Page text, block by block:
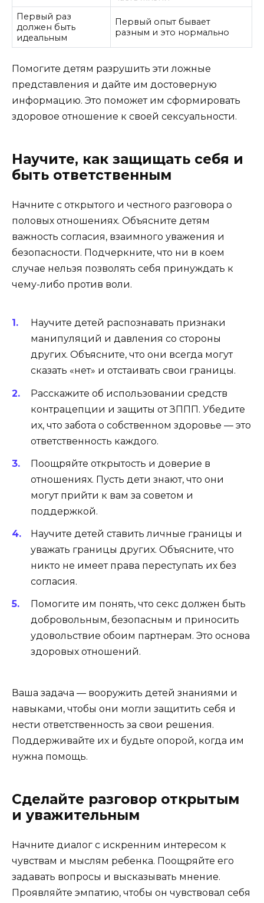
Первый раз
должен быть
идеальным
Первый опыт бывает
разным и это нормально
Помогите детям разрушить эти ложные
представления и дайте им достоверную
информацию. Это поможет им сформировать
здоровое отношение к своей сексуальности.
Научите, как защищать себя и
быть ответственным
Начните с открытого и честного разговора о
половых отношениях. Объясните детям
важность согласия, взаимного уважения и
безопасности. Подчеркните, что ни в коем
случае нельзя позволять себя принуждать к
чему-либо против воли.
Научите детей распознавать признаки
манипуляций и давления со стороны
других. Объясните, что они всегда могут
сказать «нет» и отстаивать свои границы.
Расскажите об использовании средств
контрацепции и защиты от ЗППП. Убедите
их, что забота о собственном здоровье — это
ответственность каждого.
Поощряйте открытость и доверие в
отношениях. Пусть дети знают, что они
могут прийти к вам за советом и
поддержкой.
Научите детей ставить личные границы и
уважать границы других. Объясните, что
никто не имеет права переступать их без
согласия.
Помогите им понять, что секс должен быть
добровольным, безопасным и приносить
удовольствие обоим партнерам. Это основа
здоровых отношений.
Ваша задача — вооружить детей знаниями и
навыками, чтобы они могли защитить себя и
нести ответственность за свои решения.
Поддерживайте их и будьте опорой, когда им
нужна помощь.
Сделайте разговор открытым
и уважительным
Начните диалог с искренним интересом к
чувствам и мыслям ребенка. Поощряйте его
задавать вопросы и высказывать мнение.
Проявляйте эмпатию, чтобы он чувствовал себя